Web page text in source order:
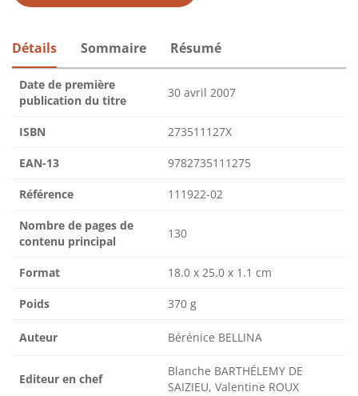
Détails Sommaire Résumé
Date de première
publication du titre
30 avril 2007
ISBN 273511127X
EAN-13 9782735111275
Référence 111922-02
Nombre de pages de
contenu principal
130
Format 18.0 x 25.0 x 1.1 cm
Poids 370 g
Auteur Bérénice BELLINA
Editeur en chef
Blanche BARTHÉLEMY DE
SAIZIEU, Valentine ROUX